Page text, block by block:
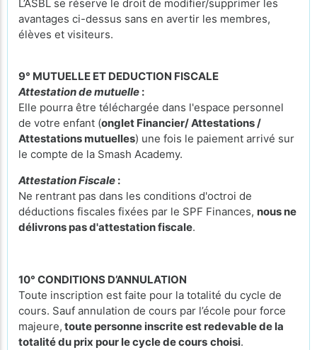
L’ASBL se réserve le droit de modifier/supprimer les
avantages ci-dessus sans en avertir les membres,
élèves et visiteurs.
9° MUTUELLE ET DEDUCTION FISCALE
Attestation de mutuelle :
Elle pourra être téléchargée dans l'espace personnel
de votre enfant (onglet Financier/ Attestations /
Attestations mutuelles) une fois le paiement arrivé sur
le compte de la Smash Academy.
Attestation Fiscale :
Ne rentrant pas dans les conditions d'octroi de
déductions fiscales fixées par le SPF Finances, nous ne
délivrons pas d'attestation fiscale.
10° CONDITIONS D’ANNULATION
Toute inscription est faite pour la totalité du cycle de
cours. Sauf annulation de cours par l’école pour force
majeure, toute personne inscrite est redevable de la
totalité du prix pour le cycle de cours choisi.